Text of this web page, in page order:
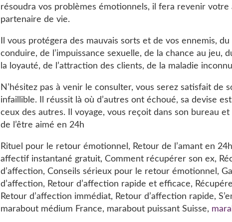
résoudra vos problèmes émotionnels, il fera revenir
partenaire de vie.
Il vous protégera des mauvais sorts et de vos ennemis,
conduire, de l’impuissance sexuelle, de la chance au jeu,
la loyauté, de l’attraction des clients, de la maladie
N’hésitez pas à venir le consulter, vous serez satisfait
infaillible. Il réussit là où d’autres ont échoué, sa devise
ceux des autres. Il voyage, vous reçoit dans son bureau
de l’être aimé en 24h
Rituel pour le retour émotionnel, Retour de l’amant en
affectif instantané gratuit, Comment récupérer son ex,
d’affection, Conseils sérieux pour le retour émotionnel,
d’affection, Retour d’affection rapide et efficace,
Retour d’affection immédiat, Retour d’affection rapide,
marabout médium France, marabout puissant Suisse,